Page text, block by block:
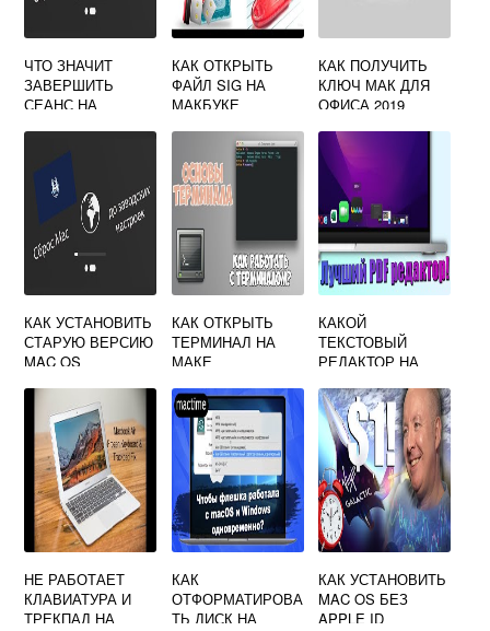
ЧТО ЗНАЧИТ
ЗАВЕРШИТЬ
СЕАНС НА
КАК ОТКРЫТЬ
ФАЙЛ SIG НА
МАКБУКЕ
КАК ПОЛУЧИТЬ
КЛЮЧ МАК ДЛЯ
ОФИСА 2019
КАК УСТАНОВИТЬ
СТАРУЮ ВЕРСИЮ
MAC OS
КАК ОТКРЫТЬ
ТЕРМИНАЛ НА
МАКЕ
КАКОЙ
ТЕКСТОВЫЙ
РЕДАКТОР НА
НЕ РАБОТАЕТ
КЛАВИАТУРА И
ТРЕКПАД НА
КАК
ОТФОРМАТИРОВА
ТЬ ДИСК НА
КАК УСТАНОВИТЬ
MAC OS БЕЗ
APPLE ID